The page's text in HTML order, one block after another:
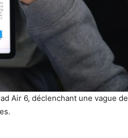
Air 6, déclenchant une vague de